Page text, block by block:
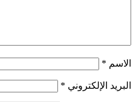
الاسم *
البريد الإلكتروني *